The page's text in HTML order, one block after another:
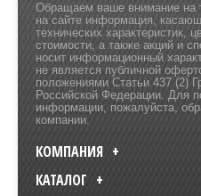
Обращаем ваше внимание на
на сайте информация,
технических характеристик,
стоимости, а также акций и
носит информационный
не является публичной
положениями Статьи 437 (2)
Российской Федерации. Для
информации, пожалуйста,
компании.
КОМПАНИЯ
КАТАЛОГ